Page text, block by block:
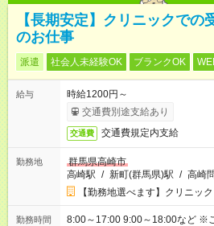
【長期安定】クリニックでの
のお仕事
派遣 社会人未経験OK ブランクOK
給与
時給1200円～
交通費別途支給あり
交通費 交通費規定内支給
勤務地
群馬県高崎市
高崎駅 / 新町(群馬県)駅 / 高崎
【勤務地選べます】クリニック
勤務時間
8:00～17:00 9:00～18:00など ※